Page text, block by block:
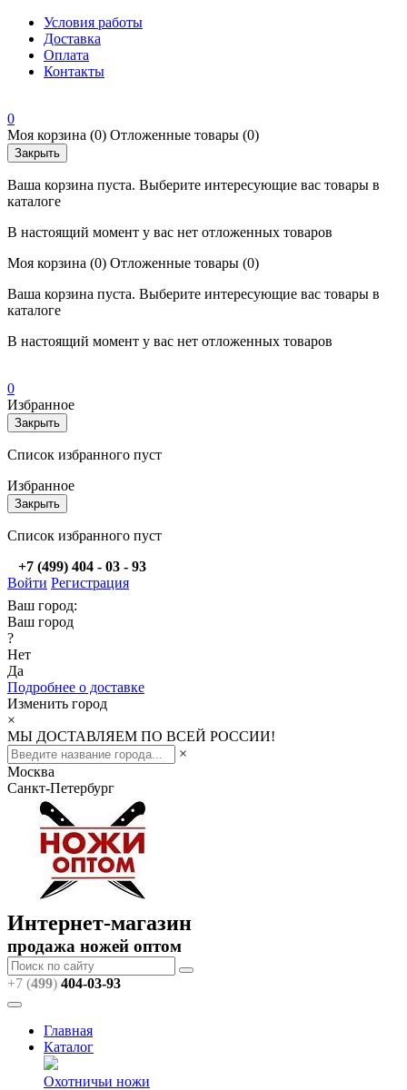
Условия работы
Доставка
Оплата
Контакты
0
Моя корзина (0) Отложенные товары (0)
Закрыть
Ваша корзина пуста. Выберите интересующие вас товары в
каталоге
В настоящий момент у вас нет отложенных товаров
Моя корзина (0) Отложенные товары (0)
Ваша корзина пуста. Выберите интересующие вас товары в
каталоге
В настоящий момент у вас нет отложенных товаров
0
Избранное
Закрыть
Список избранного пуст
Избранное
Закрыть
Список избранного пуст
+7 (499) 404 - 03 - 93
Войти Регистрация
Ваш город:
Ваш город
?
Нет
Да
Подробнее о доставке
Изменить город
×
МЫ ДОСТАВЛЯЕМ ПО ВСЕЙ РОССИИ!
×
Москва
Санкт-Петербург
Интернет-магазин
продажа ножей оптом
+7 (499) 404-03-93
Главная
Каталог
Охотничьи ножи